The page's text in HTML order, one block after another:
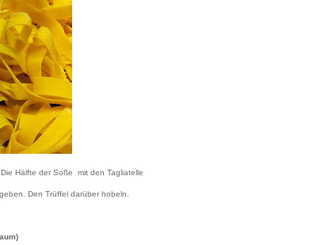
Hälfte der Soße mit den Tagliatelle
Den Trüffel darüber hobeln.